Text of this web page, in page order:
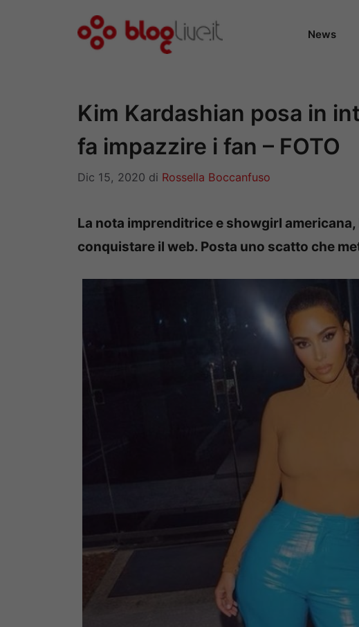
News
Kim Kardashian posa in
fa impazzire i fan – FOTO
Dic 15, 2020 di Rossella Boccanfuso
La nota imprenditrice e showgirl
conquistare il web. Posta uno scatto che